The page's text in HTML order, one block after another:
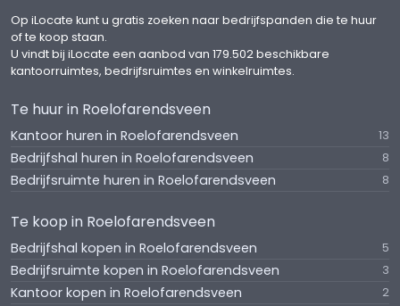
Op iLocate kunt u gratis zoeken naar bedrijfspanden die te huur
of te koop staan.
U vindt bij iLocate een aanbod van 179.502 beschikbare
kantoorruimtes, bedrijfsruimtes en winkelruimtes.
Te huur in Roelofarendsveen
Kantoor huren in Roelofarendsveen 13
Bedrijfshal huren in Roelofarendsveen 8
Bedrijfsruimte huren in Roelofarendsveen 8
Te koop in Roelofarendsveen
Bedrijfshal kopen in Roelofarendsveen 5
Bedrijfsruimte kopen in Roelofarendsveen 3
Kantoor kopen in Roelofarendsveen 2